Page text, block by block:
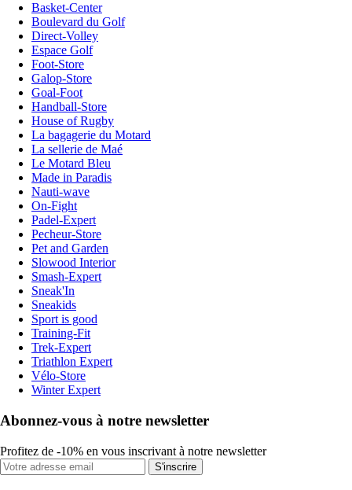
Basket-Center
Boulevard du Golf
Direct-Volley
Espace Golf
Foot-Store
Galop-Store
Goal-Foot
Handball-Store
House of Rugby
La bagagerie du Motard
La sellerie de Maé
Le Motard Bleu
Made in Paradis
Nauti-wave
On-Fight
Padel-Expert
Pecheur-Store
Pet and Garden
Slowood Interior
Smash-Expert
Sneak'In
Sneakids
Sport is good
Training-Fit
Trek-Expert
Triathlon Expert
Vélo-Store
Winter Expert
Abonnez-vous à notre newsletter
Profitez de -10% en vous inscrivant à notre newsletter
S'inscrire